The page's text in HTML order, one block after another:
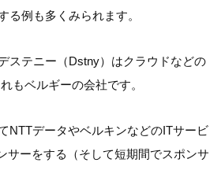
る例も多くみられます。
ステニー（Dstny）はクラウドなどの
もベルギーの会社です。
NTTデータやベルキンなどのITサービ
サーをする（そして短期間でスポンサ